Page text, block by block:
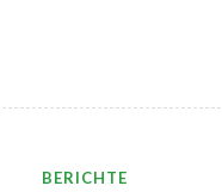
BERICHTE